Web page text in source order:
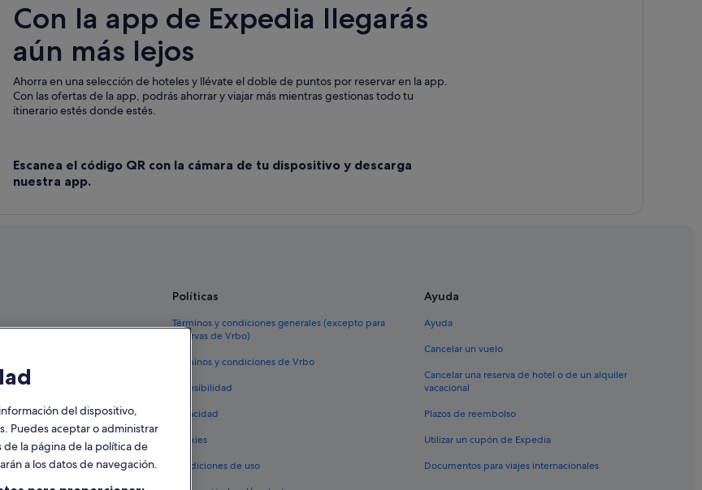
Con la app de Expedia llegarás
aún más lejos
Ahorra en una selección de hoteles y llévate el doble de puntos por reservar en la app.
Con las ofertas de la app, podrás ahorrar y viajar más mientras gestionas todo tu
itinerario estés donde estés.
Escanea el código QR con la cámara de tu dispositivo y descarga
nuestra app.
España
en España
Políticas
Términos y condiciones generales (excepto para
reservas de Vrbo)
Términos y condiciones de Vrbo
Accesibilidad
Privacidad
Cookies
Condiciones de uso
Ayuda
Ayuda
Cancelar un vuelo
Cancelar una reserva de hotel o de un alquiler
vacacional
Plazos de reembolso
Utilizar un cupón de Expedia
Documentos para viajes internacionales
del dispositivo,
Puedes aceptar o administrar
la página de la política de
a los datos de navegación.